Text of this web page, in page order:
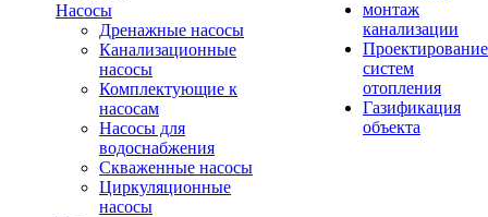
Насосы
Дренажные насосы
Канализационные
насосы
Комплектующие к
насосам
Насосы для
водоснабжения
Скваженные насосы
Циркуляционные
насосы
монтаж
канализации
Проектирование
систем
отопления
Газификация
объекта